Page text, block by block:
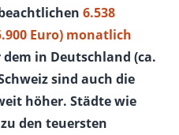
6.538
Euro) monatlich
in Deutschland (ca.
sind auch die
höher. Städte wie
den teuersten